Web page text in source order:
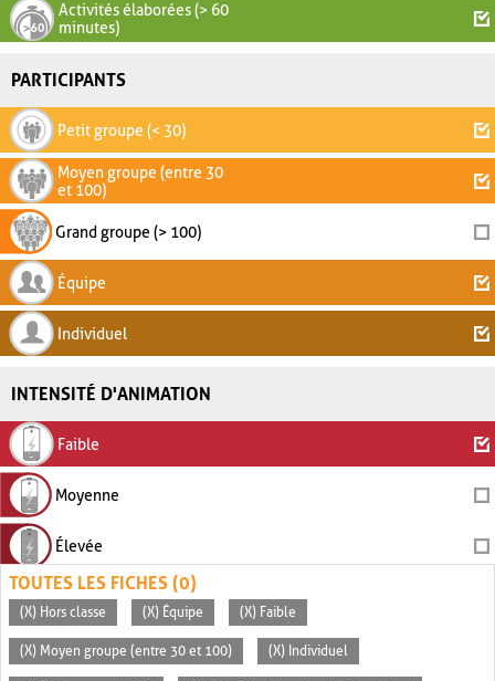
Activités élaborées (> 60
minutes)
PARTICIPANTS
Petit groupe (< 30)
Moyen groupe (entre 30
et 100)
Grand groupe (> 100)
Équipe
Individuel
INTENSITÉ D'ANIMATION
Faible
Moyenne
Élevée
TOUTES LES FICHES (0)
(X) Hors classe (X) Équipe (X) Faible
(X) Moyen groupe (entre 30 et 100) (X) Individuel